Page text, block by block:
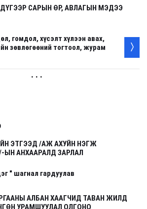
ДҮГЭЭР САРЫН ӨР, АВЛАГЫН МЭДЭЭ
гомдол, хүсэлт хүлээн авах,
зөвлөгөөний тогтоол, журам
. . .
ЭТГЭЭД /АЖ АХУЙН НЭГЖ
ЫН АНХААРАЛД ЗАРЛАЛ
" шагнал гардуулав
АЛБАН ХААГЧИД ТАВАН ЖИЛД
УРАМШУУЛАЛ ОЛГОНО